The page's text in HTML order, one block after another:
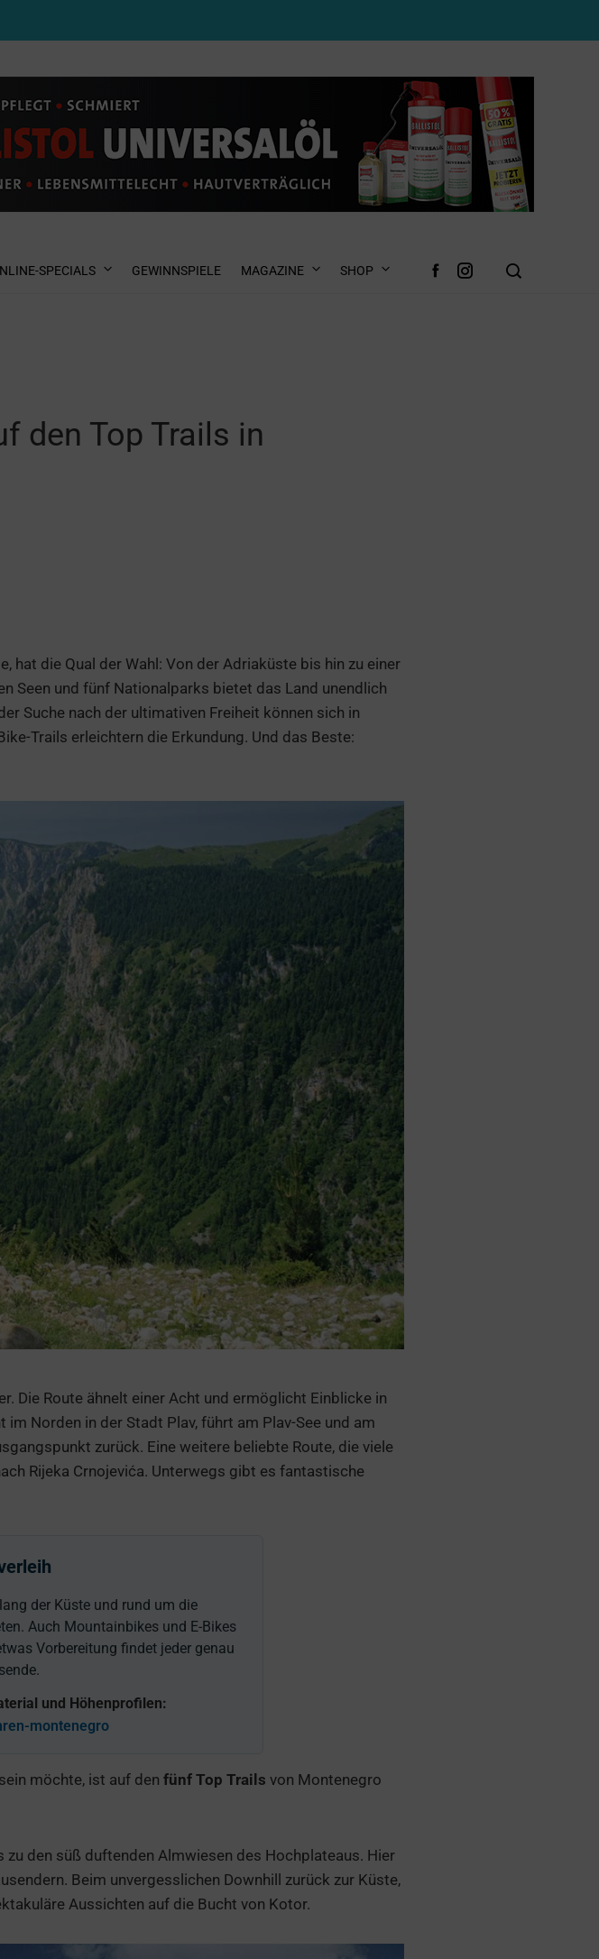
SPECIALS GEWINNSPIELE MAGAZINE SHOP
den Top Trails in
die Qual der Wahl: Von der Adriaküste bis hin zu einer
Seen und fünf Nationalparks bietet das Land unendlich
Suche nach der ultimativen Freiheit können sich in
Trails erleichtern die Erkundung. Und das Beste:
Die Route ähnelt einer Acht und ermöglicht Einblicke in
Norden in der Stadt Plav, führt am Plav-See und am
zurück. Eine weitere beliebte Route, die viele
Rijeka Crnojevića. Unterwegs gibt es fantastische
der Küste und rund um die
Auch Mountainbikes und E-Bikes
Vorbereitung findet jeder genau
und Höhenprofilen:
montenegro
möchte, ist auf den fünf Top Trails von Montenegro
den süß duftenden Almwiesen des Hochplateaus. Hier
Beim unvergesslichen Downhill zurück zur Küste,
Aussichten auf die Bucht von Kotor.